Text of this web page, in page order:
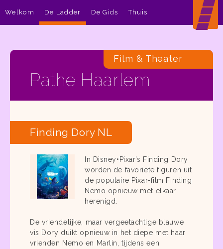
Pathe Haarlem
Film & Theater
Finding Dory NL
In Disney•Pixar’s Finding Dory
worden de favoriete figuren uit
de populaire Pixar-film Finding
Nemo opnieuw met elkaar
herenigd.
De vriendelijke, maar vergeetachtige blauwe
vis Dory duikt opnieuw in het diepe met haar
vrienden Nemo en Marlin, tijdens een
Welkom De Ladder De Gids Thuis